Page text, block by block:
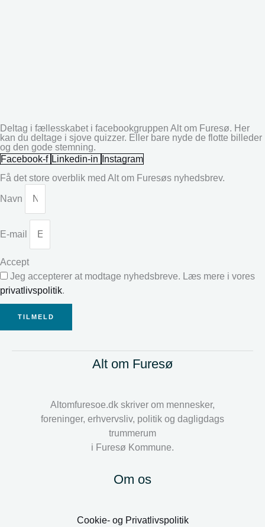
Deltag i fællesskabet i facebookgruppen Alt om Furesø. Her
kan du deltage i sjove quizzer. Eller bare nyde de flotte billeder
og den gode stemning.
Facebook-f Linkedin-in
Instagram
Få det store overblik med Alt om Furesøs nyhedsbrev.
Navn
E-mail
Accept
Jeg accepterer at modtage nyhedsbreve. Læs mere i vores
privatlivspolitik.
TILMELD
Alt om Furesø
Altomfuresoe.dk skriver om mennesker,
foreninger, erhvervsliv, politik og dagligdags
trummerum
i Furesø Kommune.
Om os
Cookie- og Privatlivspolitik